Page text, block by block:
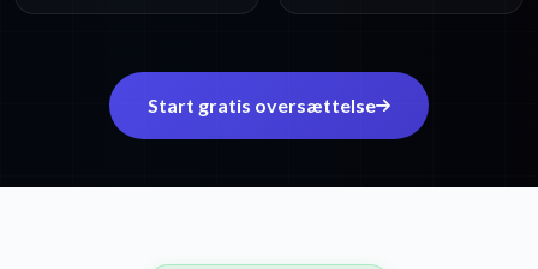
Start gratis oversættelse